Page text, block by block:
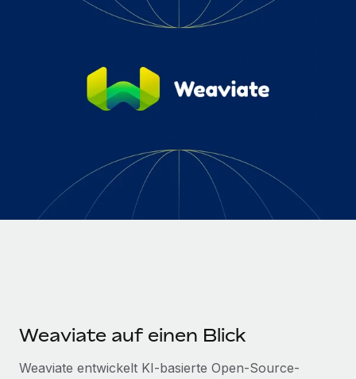
Globales Onboarding und Verwalten von
Freelancer:innen
Auslagern von komplexen HR-Aufgaben
Remote Embedded
Nahtlose Integration der HR in bestehende Abläufe
Plattform
Integrationen
Tools
Startups
Agile HR- und Payroll-Lösungen für wachsende
Unternehmen
Maßgeschneiderte HR-Lösungen, um Teams zu
vergrößern
Enterprise
Flexible Einbettung von Global-HR-Funktionen in deine
Gesamtbeschäftigungskosten
Informationen zu möglichen Währungen und
Abwicklungsfristen für globale Freelancer:innen
Forschung und Leitfäden
Fallstudien
Webinare
Events
Português (Portugal)
中文（简体）
Anmelden
Weaviate auf einen Blick
Weaviate entwickelt KI-basierte Open-Source-